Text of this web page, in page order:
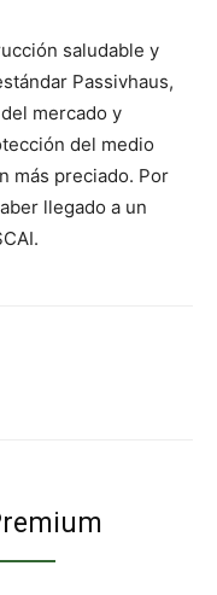
saludable y
Passivhaus,
mercado y
del medio
más preciado. Por
llegado a un